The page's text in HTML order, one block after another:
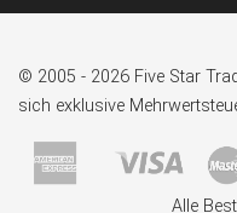
© 2005 - 2026 Five Star
sich exklusive
Alle